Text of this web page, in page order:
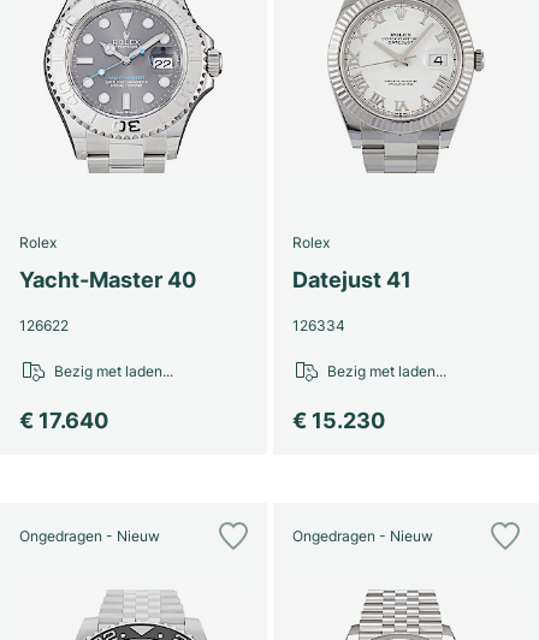
Rolex
Yacht-Master 40
126622
€ 17.640
Bezig met laden...
Rolex
Datejust 41
126334
€ 15.230
Bezig met laden...
Ongedragen - Nieuw Ongedragen - Nieuw